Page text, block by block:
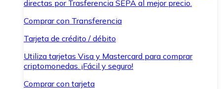
directas por Trasferencia SEPA al mejor precio.
Comprar con Transferencia
Tarjeta de crédito / débito
Utiliza tarjetas Visa y Mastercard para comprar
criptomonedas. ¡Fácil y seguro!
Comprar con tarjeta